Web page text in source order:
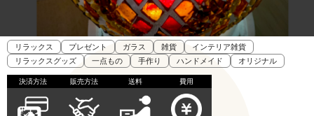
リラックス プレゼント ガラス 雑貨
インテリア雑貨
リラックスグッズ
一点もの 手作り ハンドメイド オリジナル
決済方法 販売方法 送料 費用